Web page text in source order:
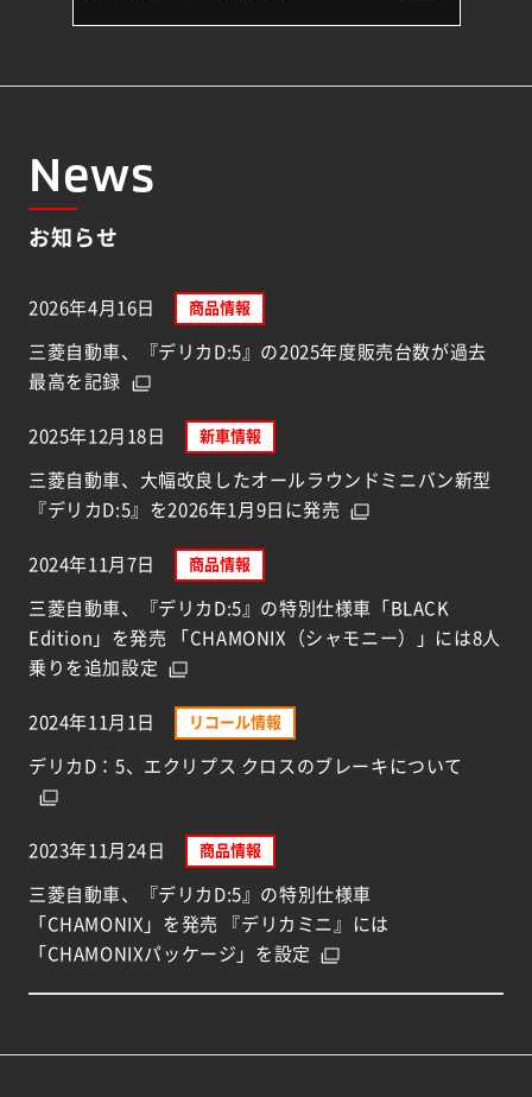
News
お知らせ
2026年4月16日 商品情報
三菱自動車、『デリカD:5』の2025年度販売台数が過去
最高を記録
2025年12月18日 新車情報
三菱自動車、大幅改良したオールラウンドミニバン新型
『デリカD:5』を2026年1月9日に発売
2024年11月7日 商品情報
三菱自動車、『デリカD:5』の特別仕様車「BLACK
Edition」を発売 「CHAMONIX（シャモニー）」には8人
乗りを追加設定
2024年11月1日 リコール情報
デリカD：5、エクリプス クロスのブレーキについて
2023年11月24日 商品情報
三菱自動車、『デリカD:5』の特別仕様車
「CHAMONIX」を発売 『デリカミニ』には
「CHAMONIXパッケージ」を設定